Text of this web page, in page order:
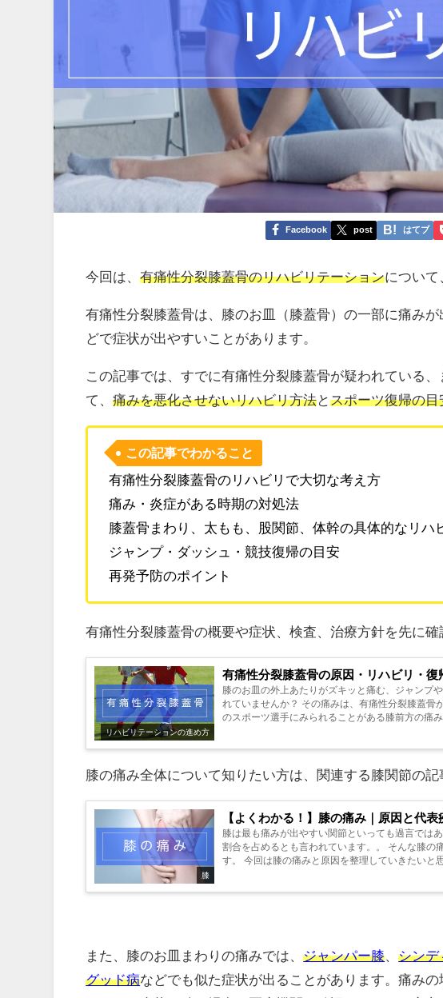
Facebook post はてブ
今回は、有痛性分裂膝蓋骨のリハビリテーションについて
有痛性分裂膝蓋骨は、膝のお皿（膝蓋骨）の一部に痛み
どで症状が出やすいことがあります。
この記事では、すでに有痛性分裂膝蓋骨が疑われている
て、痛みを悪化させないリハビリ方法とスポーツ復帰の目
この記事でわかること
有痛性分裂膝蓋骨のリハビリで大切な考え方
痛み・炎症がある時期の対処法
膝蓋骨まわり、太もも、股関節、体幹の具体的なリハ
ジャンプ・ダッシュ・競技復帰の目安
再発予防のポイント
有痛性分裂膝蓋骨の概要や症状、検査、治療方針を先に
リハビリテーションの進め方
有痛性分裂膝蓋骨の原因・リハビリ・
膝のお皿の外上あたりがズキッと痛む、ジャンプ
れていませんか？ その痛みは、有痛性分裂膝蓋骨
のスポーツ選手にみられることがある膝前方の痛
膝の痛み全体について知りたい方は、関連する膝関節の記
膝
【よくわかる！】膝の痛み｜原因と代表
膝は最も痛みが出やすい関節といっても過言では
割合を占めるとも言われています。。 そんな膝の
す。 今回は膝の痛みと原因を整理していきたいと
また、膝のお皿まわりの痛みでは、ジャンパー膝 、シンデ
グッド病などでも似た症状が出ることがあります。痛み